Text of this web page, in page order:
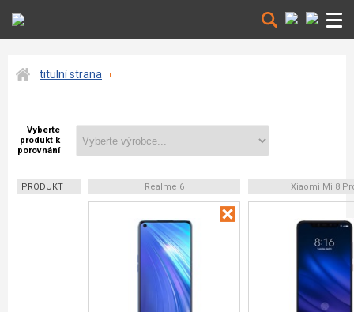
titulní strana
Vyberte
produkt k
porovnání
PRODUKT Realme 6 Xiaomi Mi 8